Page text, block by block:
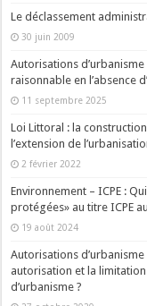
Le déclassement
30 juin 2009
Autorisations
raisonnable en l’absence
11 septembre 2025
Loi Littoral : la
l’extension de
2 février 2022
Environnement – ICPE :
protégées» au titre ICPE
19 août 2024
Autorisations
autorisation et la
d’urbanisme ?